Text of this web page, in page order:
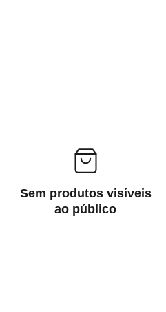
Sem produtos visíveis
ao público